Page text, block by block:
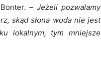
– Jeżeli pozwalamy
skąd słona woda nie jest
lokalnym, tym mniejsze